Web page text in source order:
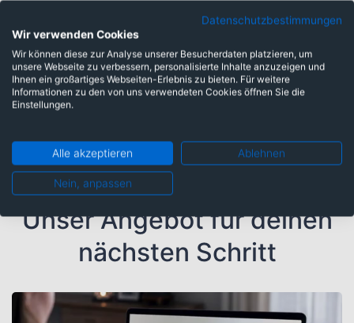
eine persönliche Beratung. Starte mit dem
kostenfreien
Quick-Check
Produktdetails
Unser Angebot für deinen
nächsten Schritt
Datenschutzbestimmungen
Wir verwenden Cookies
Wir können diese zur Analyse unserer Besucherdaten platzieren, um
unsere Webseite zu verbessern, personalisierte Inhalte anzuzeigen und
Ihnen ein großartiges Webseiten-Erlebnis zu bieten. Für weitere
Informationen zu den von uns verwendeten Cookies öffnen Sie die
Einstellungen.
Alle akzeptieren Ablehnen
Nein, anpassen